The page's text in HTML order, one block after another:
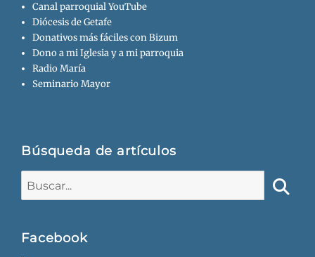
Canal parroquial YouTube
Diócesis de Getafe
Donativos más fáciles con Bizum
Dono a mi Iglesia y a mi parroquia
Radio María
Seminario Mayor
Búsqueda de artículos
Facebook